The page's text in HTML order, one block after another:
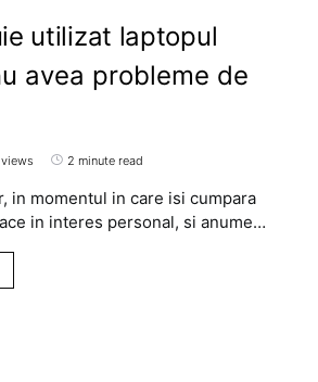
utilizat laptopul
avea probleme de
views 2 minute read
in momentul in care isi cumpara
in interes personal, si anume…